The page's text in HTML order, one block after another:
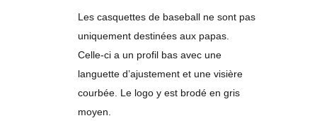
Les casquettes de baseball ne sont pas
uniquement destinées aux papas.
Celle-ci a un profil bas avec une
languette d’ajustement et une visière
courbée. Le logo y est brodé en gris
moyen.